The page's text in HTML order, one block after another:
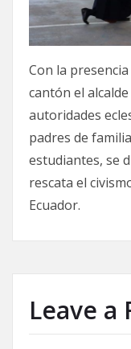
Con la
cantón el
autoridades
padres de
estudiantes, se
rescata el
Ecuador.
Leave a